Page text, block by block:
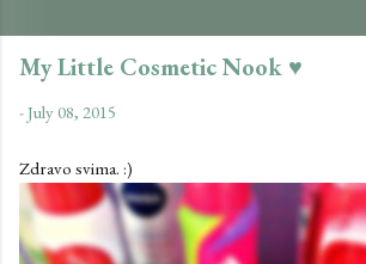
My Little Cosmetic Nook ♥
-July 08, 2015
Zdravo svima. :)